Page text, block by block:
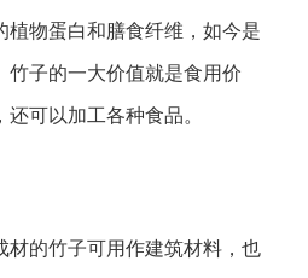
植物蛋白和膳食纤维，如今是
竹子的一大价值就是食用价
可以加工各种食品。
材的竹子可用作建筑材料，也